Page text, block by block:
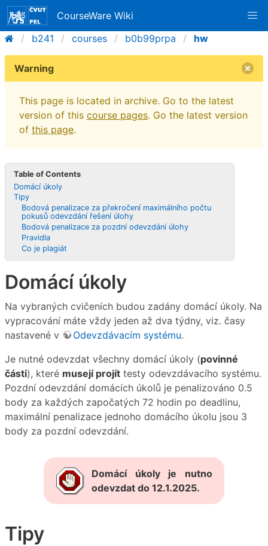
CourseWare Wiki
b241
courses b0b99prpa hw
Warning
This page is located in archive. Go to the latest
version of this course pages. Go the latest version
of this page.
Table of Contents
Domácí úkoly
Tipy
Bodová penalizace za překročení maximálního počtu
pokusů odevzdání řešení úlohy
Bodová penalizace za pozdní odevzdání úlohy
Pravidla
Co je plagiát
Domácí úkoly
Na vybraných cvičeních budou zadány domácí úkoly. Na
vypracování máte vždy jeden až dva týdny, viz. časy
nastavené v
Odevzdávacím systému.
Je nutné odevzdat všechny domácí úkoly (povinné
části), které musejí projít testy odevzdávacího systému.
Pozdní odevzdání domácích úkolů je penalizováno 0.5
body za každých započatých 72 hodin po deadlinu,
maximální penalizace jednoho domácího úkolu jsou 3
body za pozdní odevzdání.
Domácí úkoly je nutno
odevzdat do 12.1.2025.
Tipy